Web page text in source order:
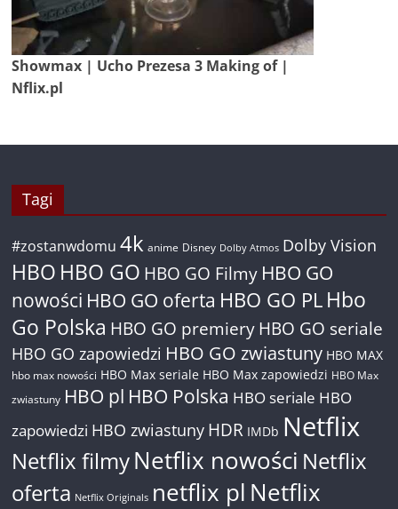
Showmax | Ucho Prezesa 3 Making of |
Nflix.pl
Tagi
#zostanwdomu 4k anime Disney Dolby Atmos Dolby Vision
HBO HBO GO HBO GO Filmy HBO GO
nowości HBO GO oferta HBO GO PL Hbo
Go Polska HBO GO premiery HBO GO seriale
HBO GO zapowiedzi HBO GO zwiastuny HBO MAX
hbo max nowości HBO Max seriale HBO Max zapowiedzi HBO Max
zwiastuny HBO pl HBO Polska HBO seriale HBO
zapowiedzi HBO zwiastuny HDR IMDb Netflix
Netflix filmyNetflix nowości Netflix
oferta Netflix Originals netflix pl Netflix